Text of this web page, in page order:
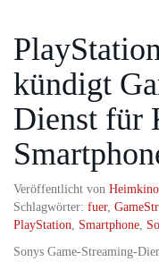
kündigt
Dienst für
Veröffentlicht von
Schlagwörter: fuer,
PlayStation, Smartphone,
Sonys Game-Streaming-